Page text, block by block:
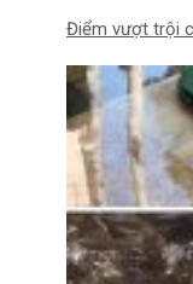
Điểm vượt trội